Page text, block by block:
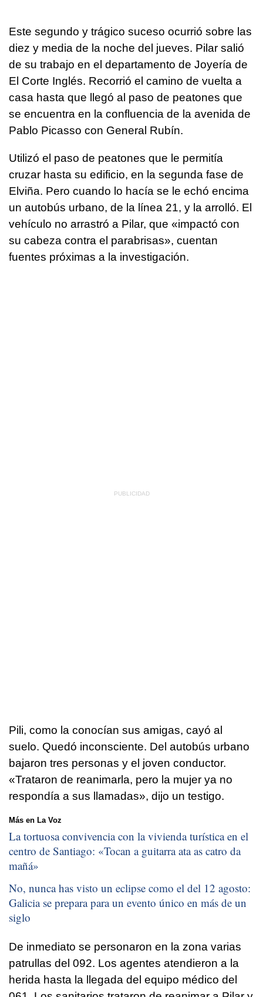
Este segundo y trágico suceso ocurrió sobre las
diez y media de la noche del jueves. Pilar salió
de su trabajo en el departamento de Joyería de
El Corte Inglés. Recorrió el camino de vuelta a
casa hasta que llegó al paso de peatones que
se encuentra en la confluencia de la avenida de
Pablo Picasso con General Rubín.
Utilizó el paso de peatones que le permitía
cruzar hasta su edificio, en la segunda fase de
Elviña. Pero cuando lo hacía se le echó encima
un autobús urbano, de la línea 21, y la arrolló. El
vehículo no arrastró a Pilar, que «impactó con
su cabeza contra el parabrisas», cuentan
fuentes próximas a la investigación.
Pili, como la conocían sus amigas, cayó al
suelo. Quedó inconsciente. Del autobús urbano
bajaron tres personas y el joven conductor.
«Trataron de reanimarla, pero la mujer ya no
respondía a sus llamadas», dijo un testigo.
Más en La Voz
La tortuosa convivencia con la vivienda turística en el
centro de Santiago: «Tocan a guitarra ata as catro da
mañá»
No, nunca has visto un eclipse como el del 12 agosto:
Galicia se prepara para un evento único en más de un
siglo
De inmediato se personaron en la zona varias
patrullas del 092. Los agentes atendieron a la
herida hasta la llegada del equipo médico del